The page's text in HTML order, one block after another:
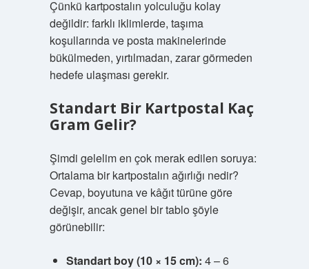
Çünkü kartpostalın yolculuğu kolay
değildir: farklı iklimlerde, taşıma
koşullarında ve posta makinelerinde
bükülmeden, yırtılmadan, zarar görmeden
hedefe ulaşması gerekir.
Standart Bir Kartpostal Kaç
Gram Gelir?
Şimdi gelelim en çok merak edilen soruya:
Ortalama bir kartpostalın ağırlığı nedir?
Cevap, boyutuna ve kâğıt türüne göre
değişir, ancak genel bir tablo şöyle
görünebilir:
Standart boy (10 × 15 cm): 4 – 6